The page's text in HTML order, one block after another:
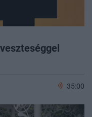
35:00